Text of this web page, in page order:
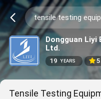
Dongguan Liyi
Ltd.
19 YEARS
Tensile Testing